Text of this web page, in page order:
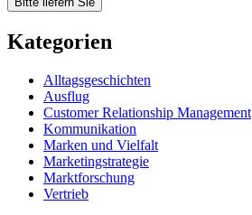
Kategorien
Alltagsgeschichten
Ausflug
Customer Relationship Management
Kommunikation
Marken und Vielfalt
Marketingstrategie
Marktforschung
Vertrieb